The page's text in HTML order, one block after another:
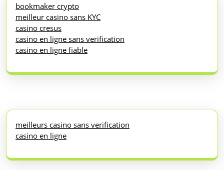
bookmaker crypto
meilleur casino sans KYC
casino cresus
casino en ligne sans verification
casino en ligne fiable
meilleurs casino sans verification
casino en ligne